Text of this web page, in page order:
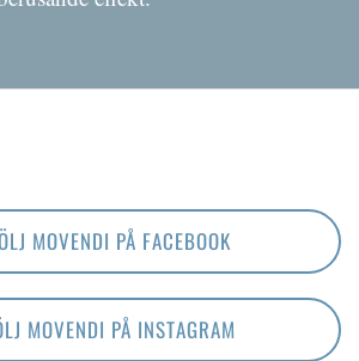
MOVENDI PÅ FACEBOOK
MOVENDI PÅ INSTAGRAM